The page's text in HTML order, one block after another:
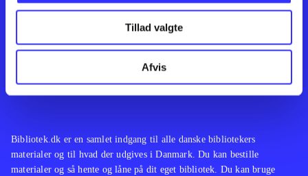
Tillad valgte
Afvis Feedback
Bibliotek.dk er en samlet indgang til alle danske bibliotekers
materialer og til hvad der udgives i Danmark. Du kan bestille
materialer og så hente og låne på dit eget bibliotek. Du kan bruge
Kontakt os
English
Film
Musik
Noder